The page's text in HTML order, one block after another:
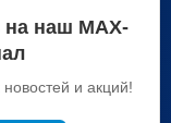
на наш МАХ-
новостей и акций!